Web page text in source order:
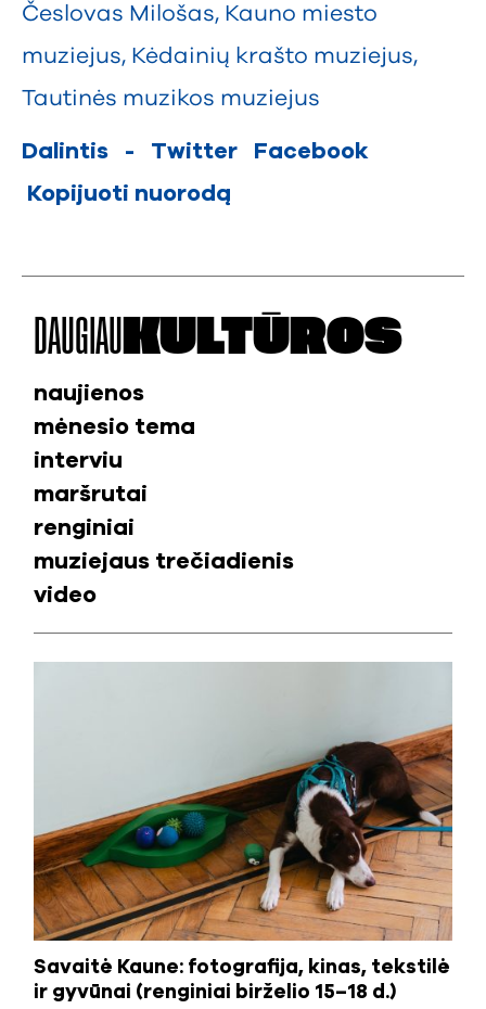
Česlovas Milošas, Kauno miesto
muziejus, Kėdainių krašto muziejus,
Tautinės muzikos muziejus
Dalintis - Twitter
Facebook
Kopijuoti nuorodą
DAUGIAU KULTŪROS
Savaitė Kaune: fotografija, kinas, tekstilė
ir gyvūnai (renginiai birželio 15–18 d.)
naujienos
mėnesio tema
interviu
maršrutai
renginiai
muziejaus trečiadienis
video